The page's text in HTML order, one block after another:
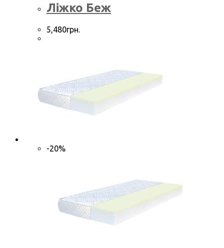
Ліжко Беж
5,480грн.
-20%